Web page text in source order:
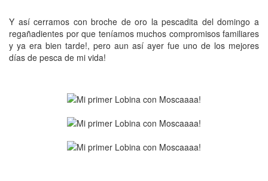
Y así cerramos con broche de oro la pescadita del domingo a
regañadientes por que teníamos muchos compromisos familiares
y ya era bien tarde!, pero aun así ayer fue uno de los mejores
días de pesca de mi vida!